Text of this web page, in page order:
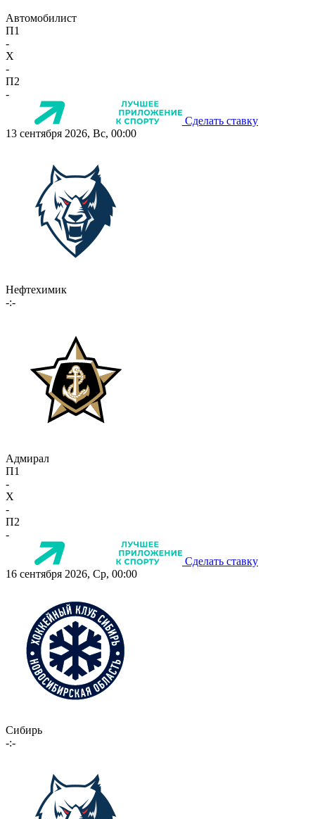
Автомобилист
П1
-
X
-
П2
-
Сделать ставку
13 сентября 2026, Вс, 00:00
Нефтехимик
-:-
Адмирал
П1
-
X
-
П2
-
Сделать ставку
16 сентября 2026, Ср, 00:00
Сибирь
-:-